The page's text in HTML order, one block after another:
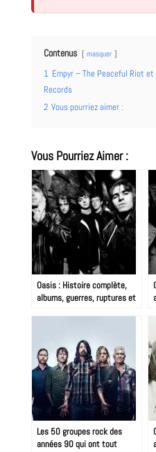
Contenus masquer
1 Empyr – The Peaceful Riot
Records
2 Vous pourriez aimer :
Vous Pourriez Aimer :
Oasis : Histoire complète,
albums, guerres, ruptures et
Les 50 groupes rock des
années 90 qui ont tout